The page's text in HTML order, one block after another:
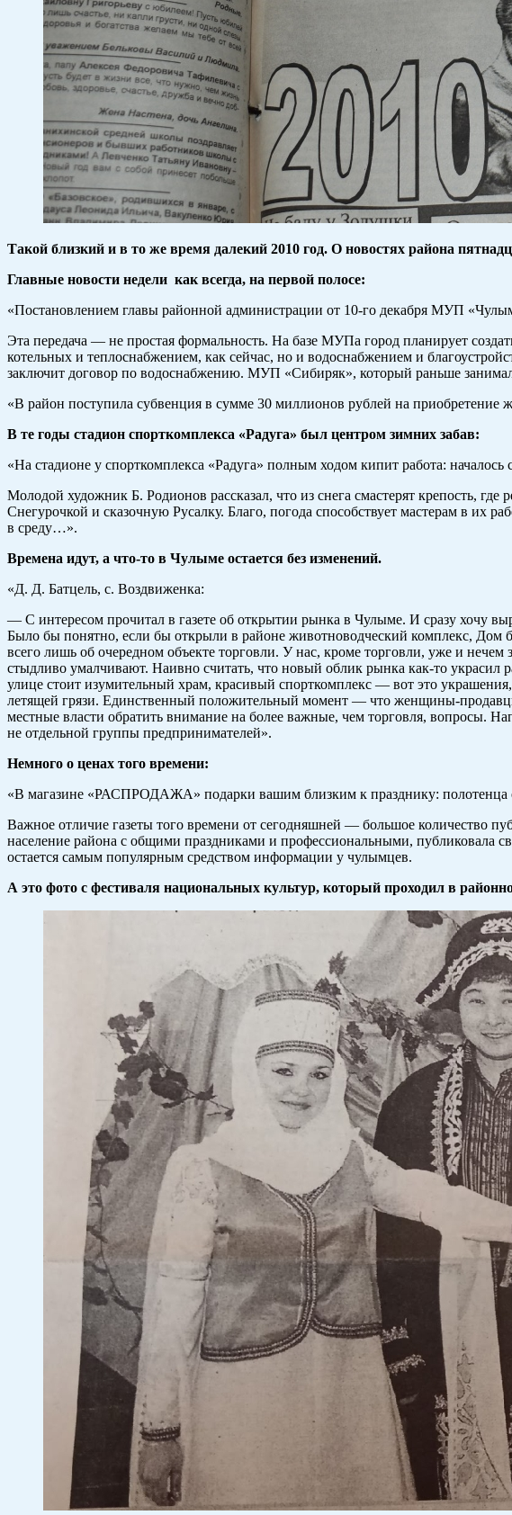
Такой близкий и в то же время далекий 2010 год. О новостях района
Главные новости недели как всегда, на первой полосе:
«Постановлением главы районной администрации от 10-го декабря МУП
Эта передача — не простая формальность. На базе МУПа город планирует
котельных и теплоснабжением, как сейчас, но и водоснабжением и
заключит договор по водоснабжению. МУП «Сибиряк», который раньше
«В район поступила субвенция в сумме 30 миллионов рублей на
В те годы стадион спорткомплекса «Радуга» был центром зимних забав:
«На стадионе у спорткомплекса «Радуга» полным ходом кипит работа: началось
Молодой художник Б. Родионов рассказал, что из снега смастерят крепость,
Снегурочкой и сказочную Русалку. Благо, погода способствует мастерам в их
в среду…».
Времена идут, а что-то в Чулыме остается без изменений.
«Д. Д. Батцель, с. Воздвиженка:
— С интересом прочитал в газете об открытии рынка в Чулыме. И сразу хочу
Было бы понятно, если бы открыли в районе животноводческий комплекс, Дом
всего лишь об очередном объекте торговли. У нас, кроме торговли, уже и нечем
стыдливо умалчивают. Наивно считать, что новый облик рынка как-то украсил
улице стоит изумительный храм, красивый спорткомплекс — вот это
летящей грязи. Единственный положительный момент — что женщины-
местные власти обратить внимание на более важные, чем торговля, вопросы.
не отдельной группы предпринимателей».
Немного о ценах того времени:
«В магазине «РАСПРОДАЖА» подарки вашим близким к празднику: полотенца
Важное отличие газеты того времени от сегодняшней — большое количество
население района с общими праздниками и профессиональными, публиковала
остается самым популярным средством информации у чулымцев.
А это фото с фестиваля национальных культур, который проходил в